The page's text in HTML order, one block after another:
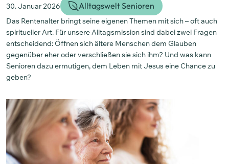
30. Januar 2026 Alltagswelt Senioren
Das Rentenalter bringt seine eigenen Themen mit sich – oft auch
spiritueller Art. Für unsere Alltagsmission sind dabei zwei Fragen
entscheidend: Öffnen sich ältere Menschen dem Glauben
gegenüber eher oder verschließen sie sich ihm? Und was kann
Senioren dazu ermutigen, dem Leben mit Jesus eine Chance zu
geben?